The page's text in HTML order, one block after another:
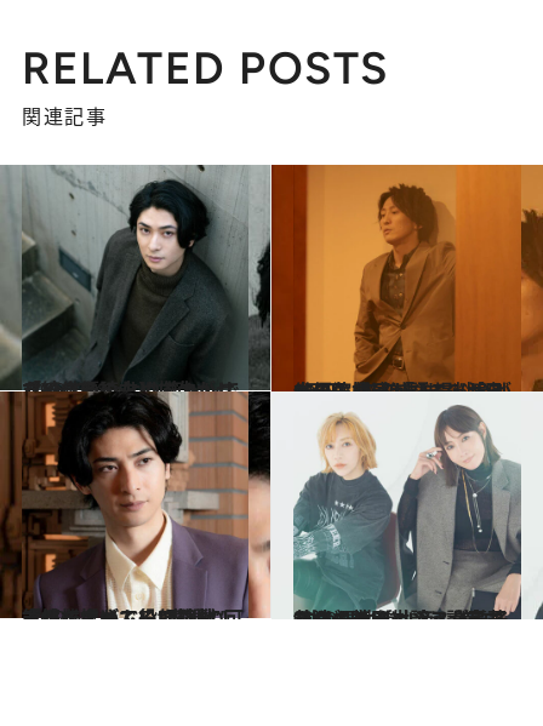
RELATED POSTS
関連記事
2023.11.8
【続きを読む】「YouTubeより筋トレです」俳優・古川雄大がリラックスのために欠かせないこと
カルチャー 2023.11.6
俳優・成河が語る、演劇への危機感 「入場料金が1万円。このままでは 日本の演劇は滅びる」
カルチャー
2022.6.7
古川雄大が二役に挑戦！ 五感を揺さぶる朗読劇「バイオーム」“表現の可能性を広げていきたい”
カルチャー 2022.11.19
“仲が悪い”という設定で 元タカラジェンヌが豪華共演！ 柚希礼音＆美弥るりかの特別対談
カルチャー